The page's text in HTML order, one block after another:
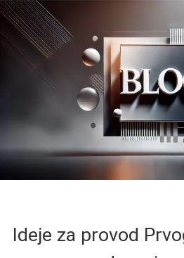
Ideje za provod